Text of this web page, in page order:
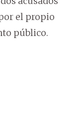
el propio
público.